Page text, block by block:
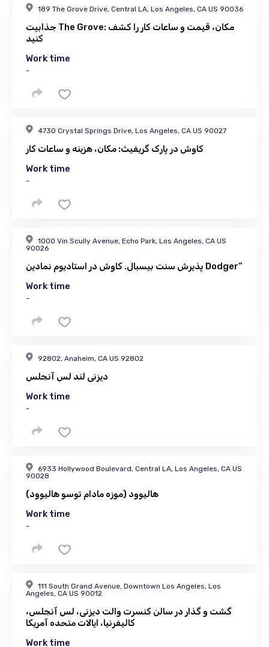
189 The Grove Drive, Central LA, Los Angeles, CA US 90036
جذابیت The Grove: مکان، قیمت و ساعات کار را کشف
کنید
Work time
-
4730 Crystal Springs Drive, Los Angeles, CA US 90027
کاوش در پارک گریفیث: مکان، هزینه و ساعات کار
Work time
-
1000 Vin Scully Avenue, Echo Park, Los Angeles, CA US
90026
پذیرش سنت بیسبال. کاوش در استادیوم نمادین Dodger”
Work time
-
92802, Anaheim, CA US 92802
دیزنی لند لس آنجلس
Work time
-
6933 Hollywood Boulevard, Central LA, Los Angeles, CA US
90028
هالیوود (موزه مادام توسو هالیوود)
Work time
-
111 South Grand Avenue, Downtown Los Angeles, Los
Angeles, CA US 90012
گشت و گذار در سالن کنسرت والت دیزنی، لس آنجلس،
کالیفرنیا، ایالات متحده آمریکا
Work time